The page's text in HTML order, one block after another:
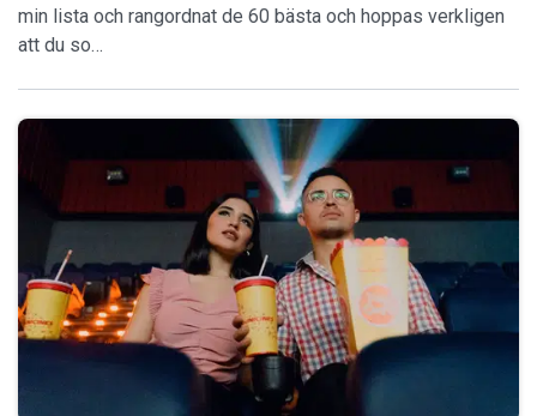
min lista och rangordnat de 60 bästa och hoppas verkligen
att du so…